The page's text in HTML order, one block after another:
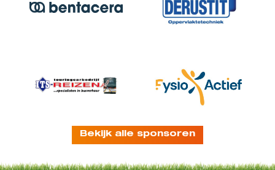
Bekijk alle sponsoren